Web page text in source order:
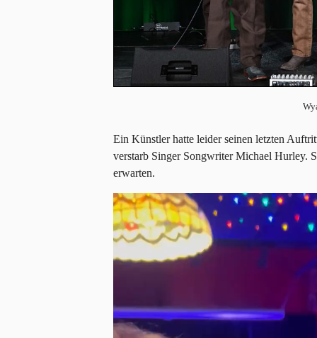
Ein Künstler hatte leider seinen letzten
verstarb Singer Songwriter Michael Hurley.
erwarten.